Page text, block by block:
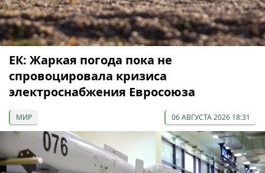
ЕК: Жаркая погода пока не
спровоцировала кризиса
электроснабжения Евросоюза
МИР 06 АВГУСТА 2026 18:31